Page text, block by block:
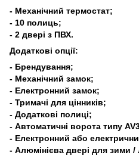
- Механічний термостат;
- 10 полиць;
- 2 двері з ПВХ.
Додаткові опції:
- Брендування;
- Механічний замок;
- Електронний замок;
- Тримачі для цінників;
- Додаткові полиці;
- Автоматичні ворота типу
- Електронний або
- Алюмінієва двері для зими /